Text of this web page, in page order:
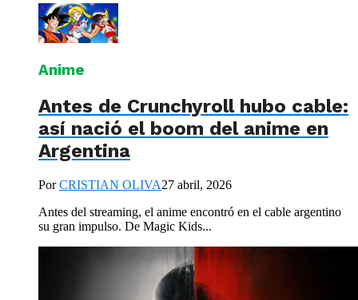
Anime
Antes de Crunchyroll hubo cable:
así nació el boom del anime en
Argentina
PorCRISTIAN OLIVA27 abril, 2026
Antes del streaming, el anime encontró en el cable argentino
su gran impulso. De Magic Kids...